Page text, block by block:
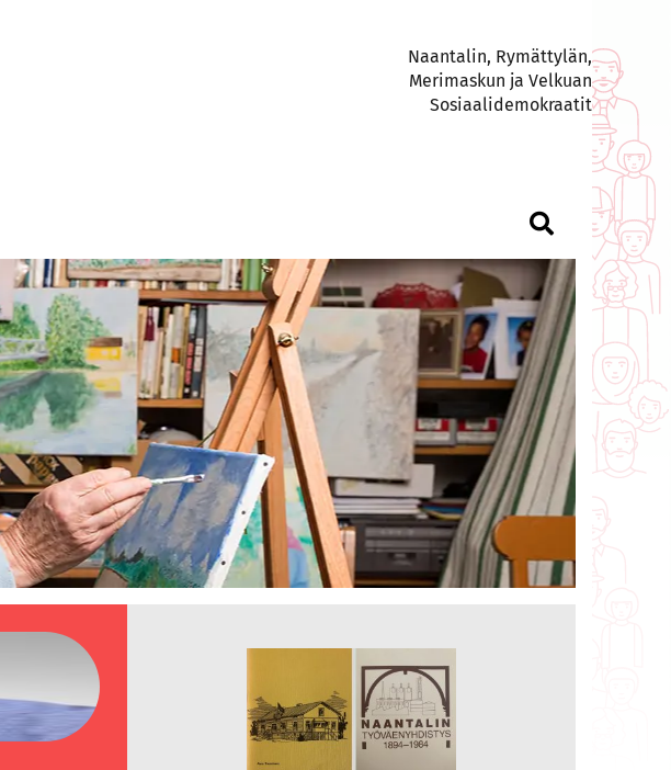
Naantalin, Rymättylän,
Merimaskun ja Velkuan
Sosiaalidemokraatit